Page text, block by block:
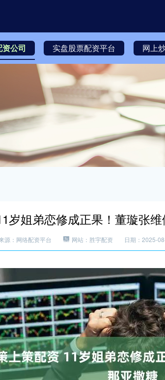
公司 实盘股票配资平台 网上
岁姐弟恋修成正果！董璇张
源：网络配资平台 网站：胜宇配资 日期：2025-